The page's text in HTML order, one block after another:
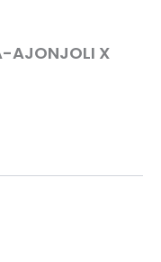
AJONJOLI X